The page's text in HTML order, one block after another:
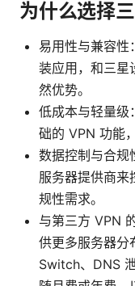
为什么选择
易用性与兼容性
装应用，和三星
然优势。
低成本与轻量级
础的 VPN 功能
数据控制与合规
服务器提供商来
规性需求。
与第三方 VPN
供更多服务器分
Switch、DNS